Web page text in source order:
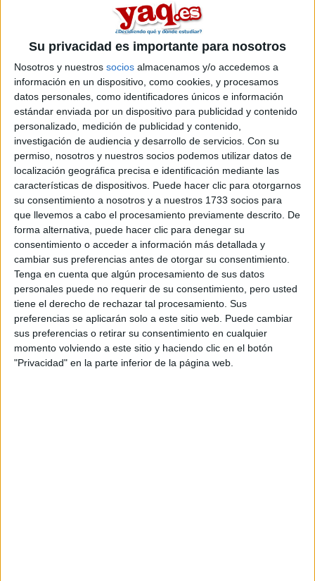
Su privacidad es importante para nosotros
Nosotros y nuestros socios almacenamos y/o accedemos a
información en un dispositivo, como cookies, y procesamos
datos personales, como identificadores únicos e información
estándar enviada por un dispositivo para publicidad y contenido
personalizado, medición de publicidad y contenido,
investigación de audiencia y desarrollo de servicios. Con su
permiso, nosotros y nuestros socios podemos utilizar datos de
localización geográfica precisa e identificación mediante las
características de dispositivos. Puede hacer clic para otorgarnos
su consentimiento a nosotros y a nuestros 1733 socios para
que llevemos a cabo el procesamiento previamente descrito. De
forma alternativa, puede hacer clic para denegar su
consentimiento o acceder a información más detallada y
cambiar sus preferencias antes de otorgar su consentimiento.
Tenga en cuenta que algún procesamiento de sus datos
personales puede no requerir de su consentimiento, pero usted
tiene el derecho de rechazar tal procesamiento. Sus
preferencias se aplicarán solo a este sitio web. Puede cambiar
sus preferencias o retirar su consentimiento en cualquier
momento volviendo a este sitio y haciendo clic en el botón
"Privacidad" en la parte inferior de la página web.
Sobre ti
Soy:*
Chico
Chica
¿En qué año terminas (o terminaste) bachillerato o FP?
Soy estudiante de:*
Términos y Condiciones de Uso
Aceptolos Términos y Condicionesde uso*